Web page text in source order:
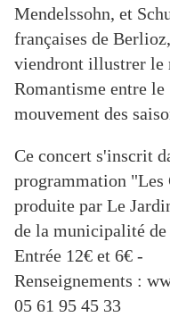
Mendelssohn, et
françaises de
viendront illustrer le
Romantisme entre le
mouvement des
Ce concert s'inscrit
programmation "Les
produite par Le
de la municipalité de
Entrée 12€ et 6€ -
Renseignements :
05 61 95 45 33